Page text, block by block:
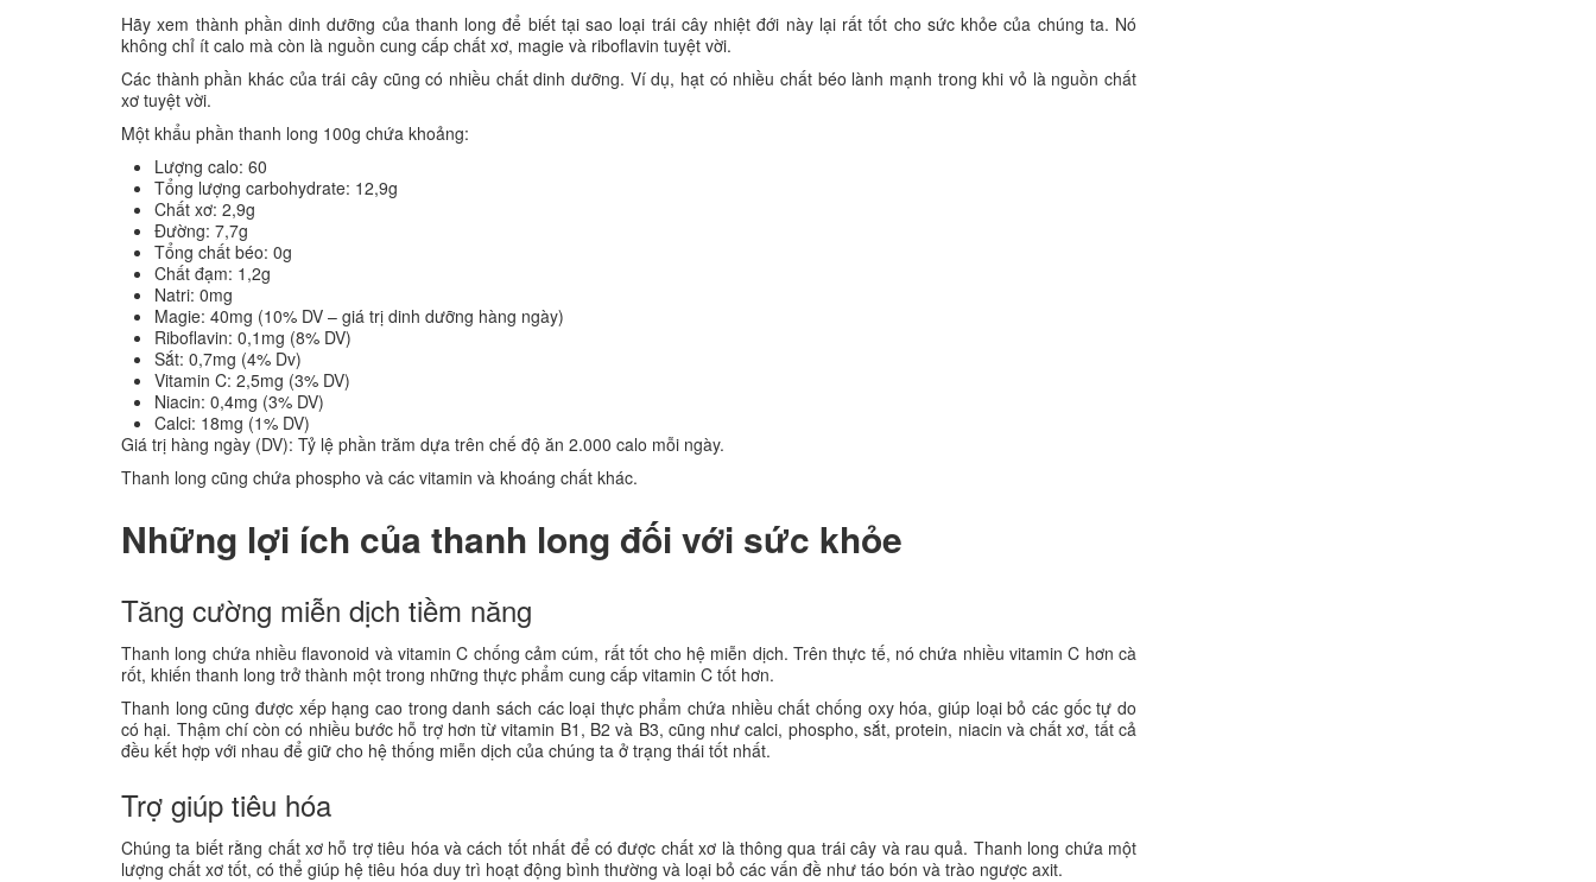
Hãy xem thành phần dinh dưỡng của thanh long để biết tại sao loại trái cây nhiệt đới này lại rất tốt cho sức khỏe của chúng ta. Nó
không chỉ ít calo mà còn là nguồn cung cấp chất xơ, magie và riboflavin tuyệt vời.
Các thành phần khác của trái cây cũng có nhiều chất dinh dưỡng. Ví dụ, hạt có nhiều chất béo lành mạnh trong khi vỏ là nguồn chất
xơ tuyệt vời.
Một khẩu phần thanh long 100g chứa khoảng:
Lượng calo: 60
Tổng lượng carbohydrate: 12,9g
Chất xơ: 2,9g
Đường: 7,7g
Tổng chất béo: 0g
Chất đạm: 1,2g
Natri: 0mg
Magie: 40mg (10% DV – giá trị dinh dưỡng hàng ngày)
Riboflavin: 0,1mg (8% DV)
Sắt: 0,7mg (4% Dv)
Vitamin C: 2,5mg (3% DV)
Niacin: 0,4mg (3% DV)
Calci: 18mg (1% DV)
Giá trị hàng ngày (DV): Tỷ lệ phần trăm dựa trên chế độ ăn 2.000 calo mỗi ngày.
Thanh long cũng chứa phospho và các vitamin và khoáng chất khác.
Những lợi ích của thanh long đối với sức khỏe
Tăng cường miễn dịch tiềm năng
Thanh long chứa nhiều flavonoid và vitamin C chống cảm cúm, rất tốt cho hệ miễn dịch. Trên thực tế, nó chứa nhiều vitamin C hơn cà
rốt, khiến thanh long trở thành một trong những thực phẩm cung cấp vitamin C tốt hơn.
Thanh long cũng được xếp hạng cao trong danh sách các loại thực phẩm chứa nhiều chất chống oxy hóa, giúp loại bỏ các gốc tự do
có hại. Thậm chí còn có nhiều bước hỗ trợ hơn từ vitamin B1, B2 và B3, cũng như calci, phospho, sắt, protein, niacin và chất xơ, tất cả
đều kết hợp với nhau để giữ cho hệ thống miễn dịch của chúng ta ở trạng thái tốt nhất.
Trợ giúp tiêu hóa
Chúng ta biết rằng chất xơ hỗ trợ tiêu hóa và cách tốt nhất để có được chất xơ là thông qua trái cây và rau quả. Thanh long chứa một
lượng chất xơ tốt, có thể giúp hệ tiêu hóa duy trì hoạt động bình thường và loại bỏ các vấn đề như táo bón và trào ngược axit.